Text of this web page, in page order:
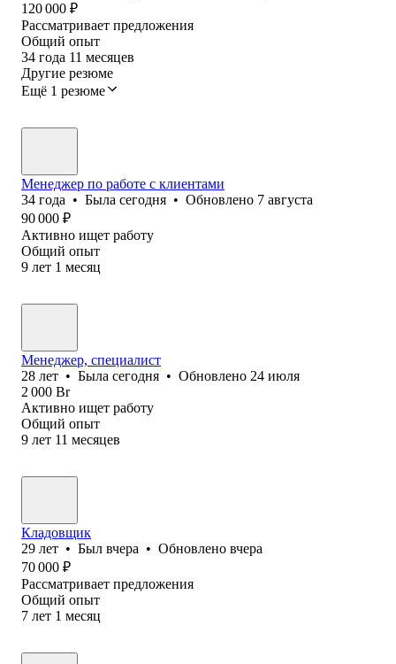
120 000 ₽
Рассматривает предложения
Общий опыт
34 года 11 месяцев
Другие резюме
Ещё 1 резюме
Менеджер по работе с клиентами
34 года • Была сегодня • Обновлено 7 августа
90 000 ₽
Активно ищет работу
Общий опыт
9 лет 1 месяц
Менеджер, специалист
28 лет • Была сегодня • Обновлено 24 июля
2 000 Br
Активно ищет работу
Общий опыт
9 лет 11 месяцев
Кладовщик
29 лет • Был вчера • Обновлено вчера
70 000 ₽
Рассматривает предложения
Общий опыт
7 лет 1 месяц